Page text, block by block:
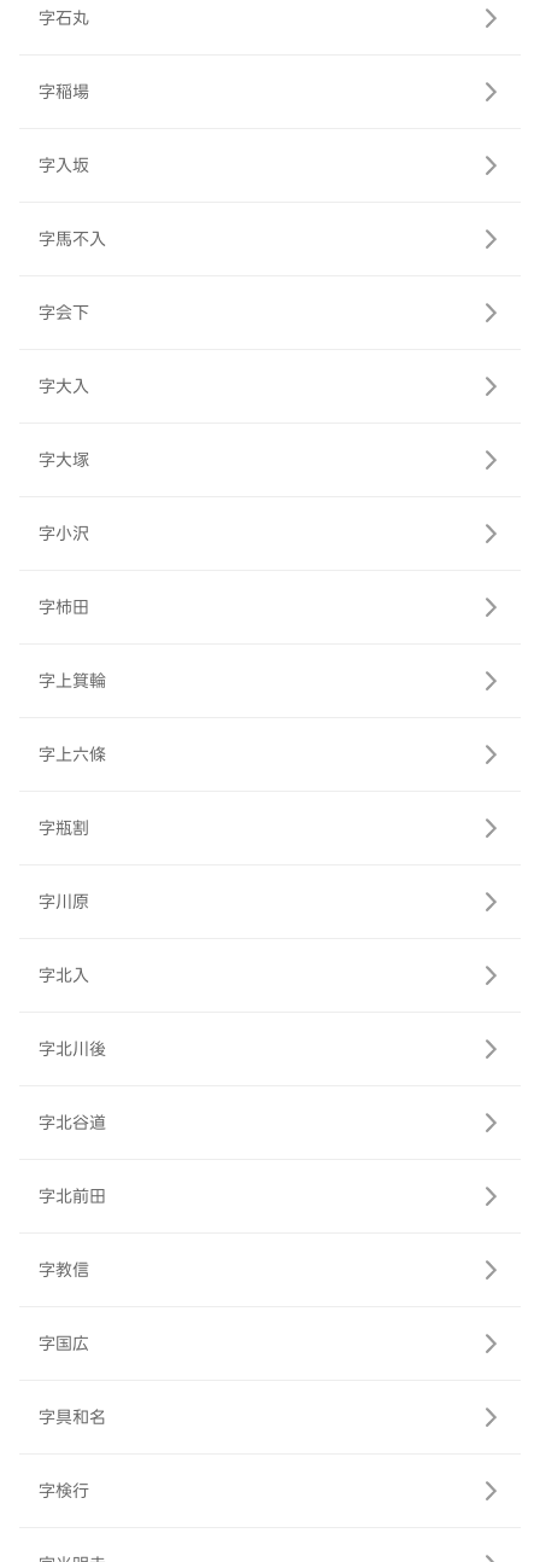
字石丸
字稲場
字入坂
字馬不入
字会下
字大入
字大塚
字小沢
字柿田
字上箕輪
字上六條
字瓶割
字川原
字北入
字北川後
字北谷道
字北前田
字教信
字国広
字具和名
字検行